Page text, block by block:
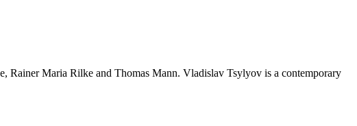
Rainer Maria Rilke and Thomas Mann. Vladislav Tsylyov is a contemporary